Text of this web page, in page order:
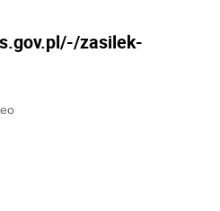
zasilek-